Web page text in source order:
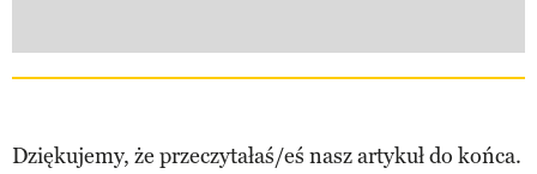
Dziękujemy, że przeczytałaś/eś nasz artykuł do końca.